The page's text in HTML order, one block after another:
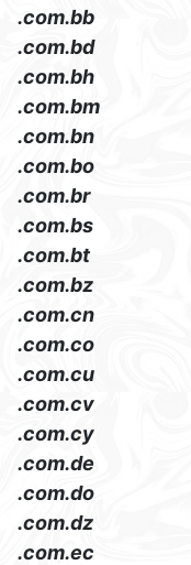
.com.bb
.com.bd
.com.bh
.com.bm
.com.bn
.com.bo
.com.br
.com.bs
.com.bt
.com.bz
.com.cn
.com.co
.com.cu
.com.cv
.com.cy
.com.de
.com.do
.com.dz
.com.ec